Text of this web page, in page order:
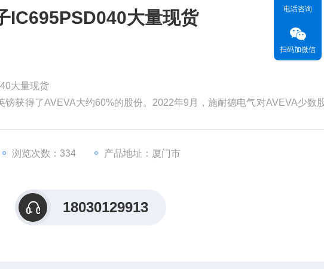
IC695PSD040大量现货
大量现货
镑获得了AVEVA大约60%的股份。2022年9月，施耐德电气对AVEVA少数
实现商业价值。但和其他材料一样，这
浏览次数：334 产品地址：厦门市
18030129913
电话咨询
扫码加微信